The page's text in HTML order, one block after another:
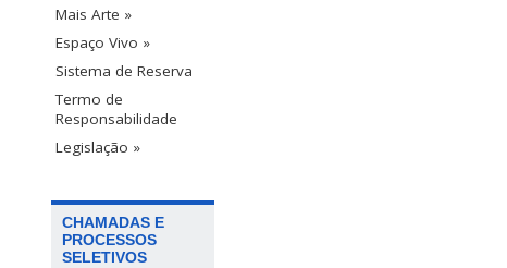
Mais Arte »
Espaço Vivo »
Sistema de Reserva
Termo de
Responsabilidade
Legislação »
CHAMADAS E
PROCESSOS
SELETIVOS